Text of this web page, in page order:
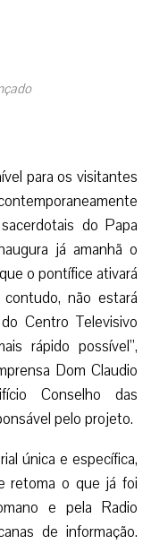
para os visitantes
do Papa
já amanhã o
o pontífice ativará
não estará
Centro Televisivo
rápido possível”,
Dom Claudio
Conselho das
pelo projeto.
única e específica,
retoma o que já foi
e pela Radio
de informação.